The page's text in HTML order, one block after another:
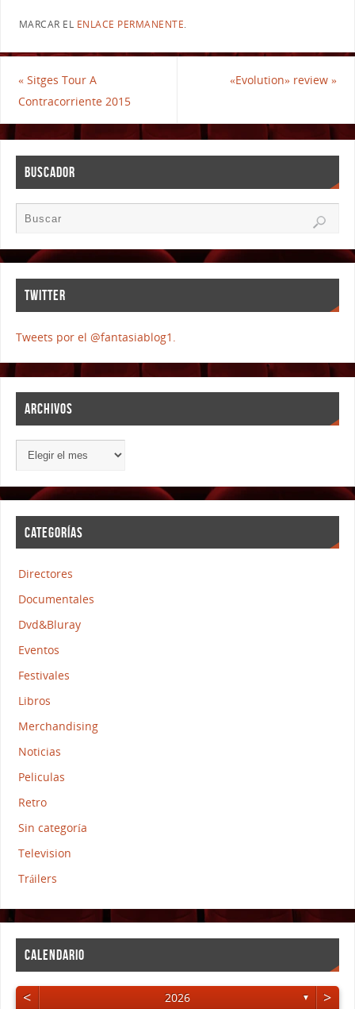
MARCAR EL ENLACE PERMANENTE.
«Sitges Tour A
Contracorriente 2015
«Evolution» review»
BUSCADOR
TWITTER
Tweets por el @fantasiablog1.
ARCHIVOS
CATEGORÍAS
Directores
Documentales
Dvd&Bluray
Eventos
Festivales
Libros
Merchandising
Noticias
Peliculas
Retro
Sin categoría
Television
Tráilers
CALENDARIO
< 2026 ▼ >